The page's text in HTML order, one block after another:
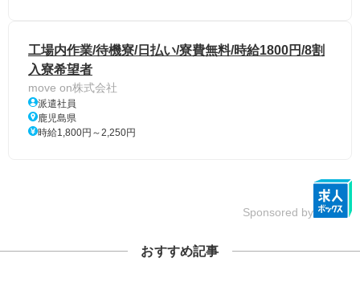
工場内作業/待機寮/日払い/寮費無料/時給1800円/8割
入寮希望者
move on株式会社
派遣社員
鹿児島県
時給1,800円～2,250円
Sponsored by
おすすめ記事